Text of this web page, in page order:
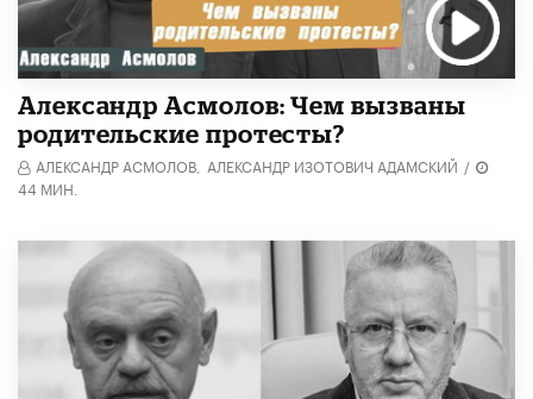
Александр Асмолов: Чем вызваны
родительские протесты?
АЛЕКСАНДР АСМОЛОВ, АЛЕКСАНДР ИЗОТОВИЧ АДАМСКИЙ /
44 МИН.